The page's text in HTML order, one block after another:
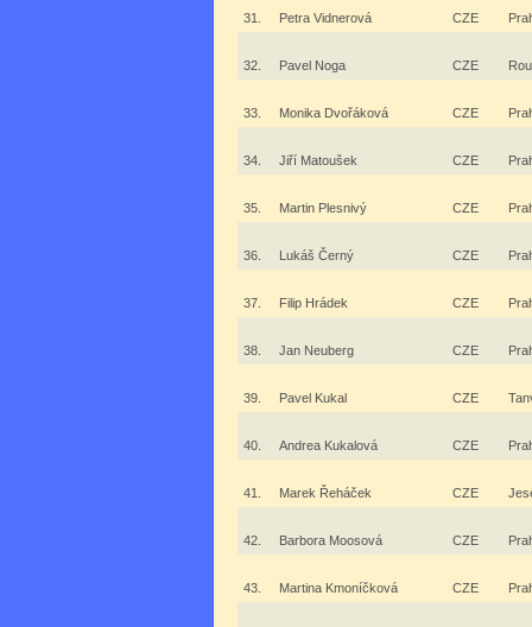
31. Petra Vidnerová CZE
32. Pavel Noga CZE
33. Monika Dvořáková CZE
34. Jiří Matoušek CZE
35. Martin Plesnivý CZE
36. Lukáš Černý CZE
37. Filip Hrádek CZE
38. Jan Neuberg CZE
39. Pavel Kukal CZE
40. Andrea Kukalová CZE
41. Marek Řeháček CZE
42. Barbora Moosová CZE
43. Martina Kmoníčková CZE